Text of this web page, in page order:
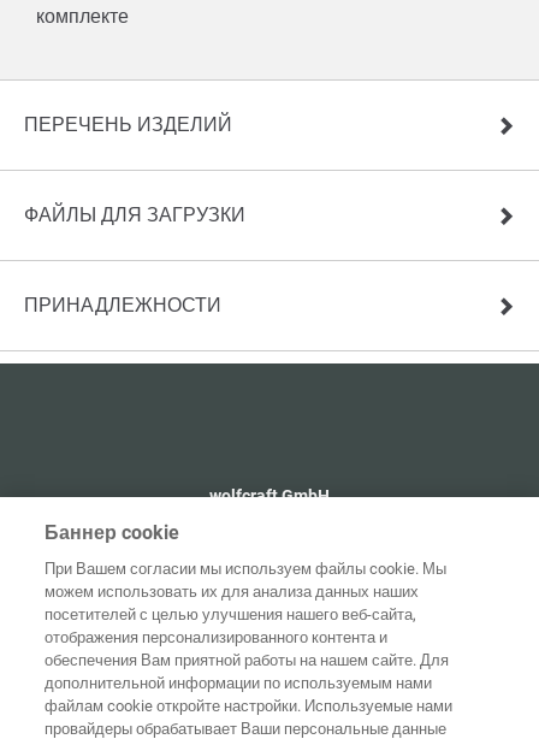
комплекте
ПЕРЕЧЕНЬ ИЗДЕЛИЙ
ФАЙЛЫ ДЛЯ ЗАГРУЗКИ
ПРИНАДЛЕЖНОСТИ
wolfcraft GmbH
Wolffstraße 1
56746
Kempenich
Баннер cookie
При Вашем согласии мы используем файлы cookie. Мы
можем использовать их для анализа данных наших
посетителей с целью улучшения нашего веб-сайта,
отображения персонализированного контента и
обеспечения Вам приятной работы на нашем сайте. Для
дополнительной информации по используемым нами
файлам cookie откройте настройки. Используемые нами
провайдеры обрабатывает Ваши персональные данные